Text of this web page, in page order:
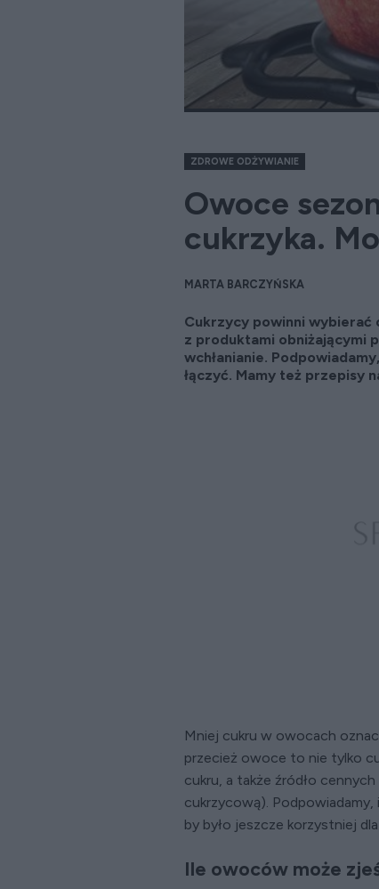
ZDROWE ODŻYWIANIE
Owoce
cukrzyka.
MARTA BARCZYŃSKA
Cukrzycy powinni wybierać
z produktami obniżającymi
wchłanianie.
łączyć. Mamy też przepisy
Mniej cukru w owocach
przecież owoce to nie tylko
cukru, a także źródło
cukrzycową).
by było jeszcze korzystniej
Ile owoców może